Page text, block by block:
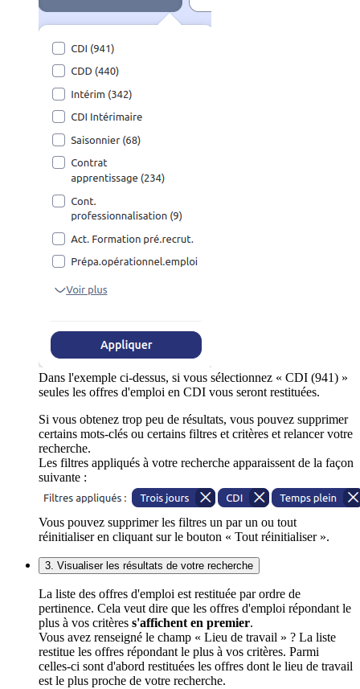
Dans l'exemple ci-dessus, si vous sélectionnez « CDI (941) »
seules les offres d'emploi en CDI vous seront restituées.
Si vous obtenez trop peu de résultats, vous pouvez supprimer
certains mots-clés ou certains filtres et critères et relancer votre
recherche.
Les filtres appliqués à votre recherche apparaissent de la façon
suivante :
Vous pouvez supprimer les filtres un par un ou tout
réinitialiser en cliquant sur le bouton « Tout réinitialiser ».
3. Visualiser les résultats de votre recherche
La liste des offres d'emploi est restituée par ordre de
pertinence. Cela veut dire que les offres d'emploi répondant le
plus à vos critères s'affichent en premier.
Vous avez renseigné le champ « Lieu de travail » ? La liste
restitue les offres répondant le plus à vos critères. Parmi
celles-ci sont d'abord restituées les offres dont le lieu de travail
est le plus proche de votre recherche.